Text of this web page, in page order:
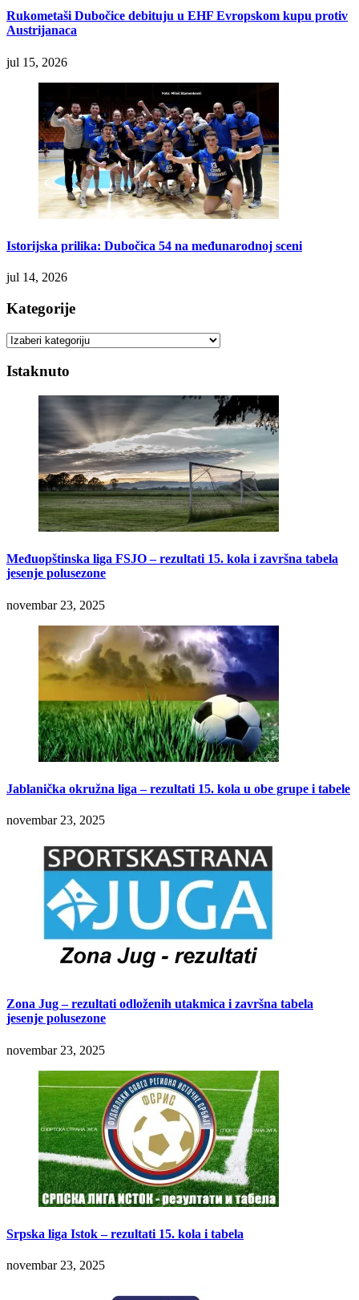
Rukometaši Dubočice debituju u EHF Evropskom kupu protiv
Austrijanaca
jul 15, 2026
Istorijska prilika: Dubočica 54 na međunarodnoj sceni
jul 14, 2026
Kategorije
Kategorije
Istaknuto
Međuopštinska liga FSJO – rezultati 15. kola i završna tabela
jesenje polusezone
novembar 23, 2025
Jablanička okružna liga – rezultati 15. kola u obe grupe i tabele
novembar 23, 2025
Zona Jug – rezultati odloženih utakmica i završna tabela
jesenje polusezone
novembar 23, 2025
Srpska liga Istok – rezultati 15. kola i tabela
novembar 23, 2025